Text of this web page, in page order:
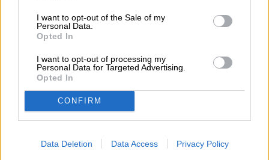
I want to opt-out of the Sale of my
Personal Data.
Opted In
I want to opt-out of processing my
Personal Data for Targeted Advertising.
Opted In
CONFIRM
Data Deletion Data Access Privacy Policy